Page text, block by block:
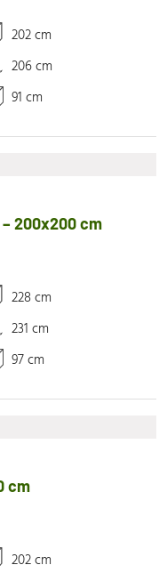
202 cm
206 cm
91 cm
200x200 cm
228 cm
231 cm
97 cm
cm
202 cm